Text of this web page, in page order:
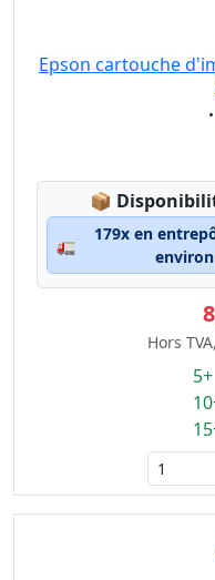
Epson cartouche
📦
🚛
179x en
Hors